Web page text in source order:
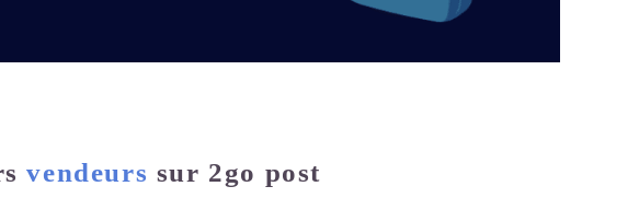
vendeurs sur 2go post